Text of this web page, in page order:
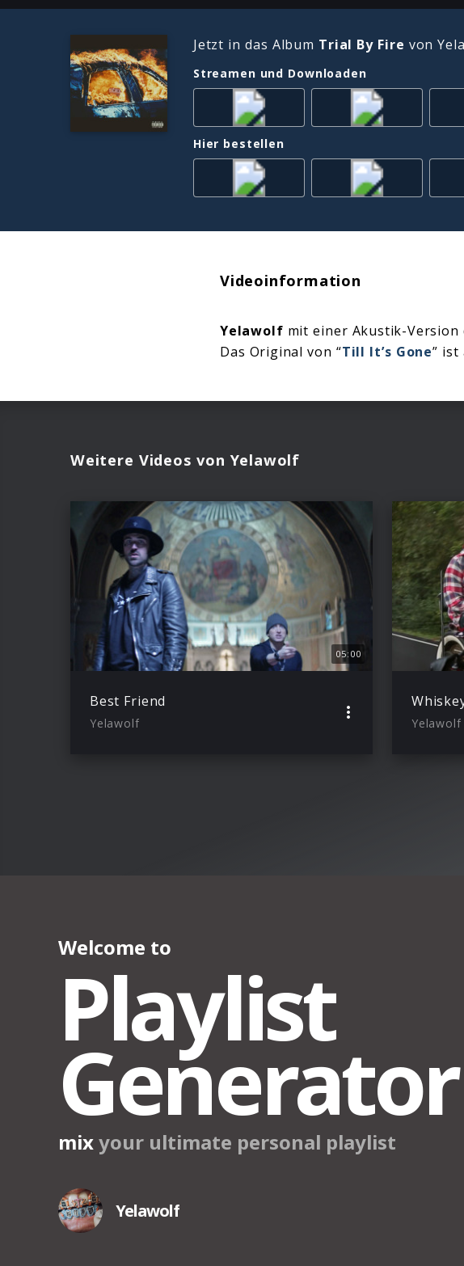
Jetzt in das Album Trial By Fire von
Streamen und Downloaden
Hier bestellen
Videoinformation
Yelawolf mit einer Akustik-Version
Das Original von “Till It’s Gone” ist
Weitere Videos von Yelawolf
05:00
Best Friend
Yelawolf Yelawolf